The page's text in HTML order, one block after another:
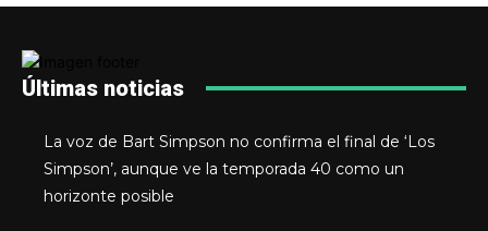
Últimas noticias
La voz de Bart Simpson no confirma el final de ‘Los
Simpson’, aunque ve la temporada 40 como un
horizonte posible